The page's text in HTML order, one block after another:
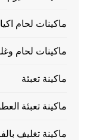
ماكينات لحام
ماكينات لحام
ماكينة تعبئة
ماكينة تعبئة
ماكينة تغليف